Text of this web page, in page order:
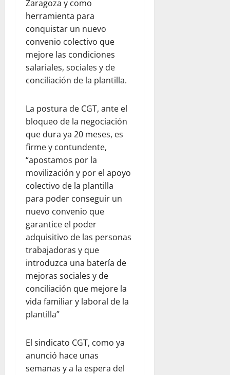
Zaragoza y como
herramienta para
conquistar un nuevo
convenio colectivo que
mejore las condiciones
salariales, sociales y de
conciliación de la plantilla.
La postura de CGT, ante el
bloqueo de la negociación
que dura ya 20 meses, es
firme y contundente,
“apostamos por la
movilización y por el apoyo
colectivo de la plantilla
para poder conseguir un
nuevo convenio que
garantice el poder
adquisitivo de las personas
trabajadoras y que
introduzca una batería de
mejoras sociales y de
conciliación que mejore la
vida familiar y laboral de la
plantilla”
El sindicato CGT, como ya
anunció hace unas
semanas y a la espera del